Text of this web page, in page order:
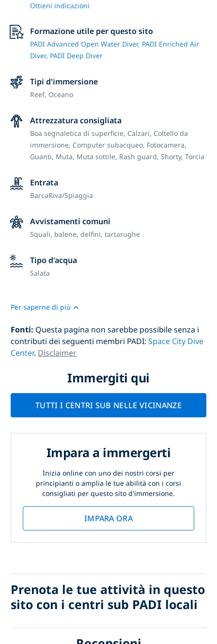
Ottieni indicazioni
Formazione utile per questo sito
PADI Advanced Open Water Diver, PADI Enriched Air
Diver, PADI Deep Diver
Tipi d'immersione
Reef, Oceano
Attrezzatura consigliata
Boa segnaletica di superficie, Calzari, Coltello da
immersione, Computer subacqueo, Fotocamera,
Guanti, Muta, Muta sottile, Rash guard, Shorty,Torcia
Entrata
BarcaRiva/Spiaggia
Avvistamenti comuni
Squali, balene, delfini, tartarughe
Tipo d'acqua
Salata
Per saperne di più
Fonti: Questa pagina non sarebbe possibile senza i
contributi dei seguenti membri PADI:Space City Dive
Center. Disclaimer
Immergiti qui
TUTTI I CENTRI SUB NELLE VICINANZE
Impara a immergerti
Inizia online con uno dei nostri corsi per
principianti o amplia le tue abilità con i corsi
consigliati per questo sito d'immersione.
IMPARA ORA
Prenota le tue attività in questo
sito con i centri sub PADI locali